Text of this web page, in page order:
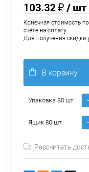
103.32 ₽/ шт
Конечная стоимость
счёте на оплату.
Для получения скидки
В корзину
Упаковка 80 шт
Ящик 80 шт
Рассчитать